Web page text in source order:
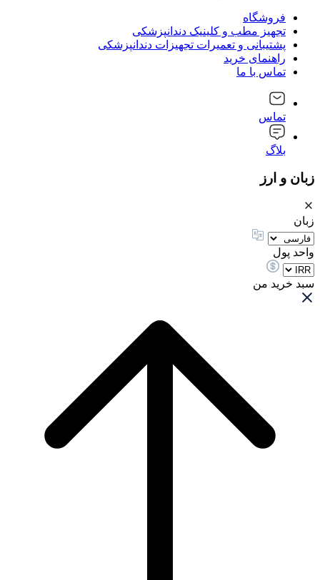
فروشگاه
تجهیز مطب و کلینیک دندانپزشکی
پشتیبانی و تعمیرات تجهیزات دندانپزشکی
راهنمای خرید
تماس با ما
تماس
بلاگ
زبان و ارز
زبان
واحد پول
سبد خرید من